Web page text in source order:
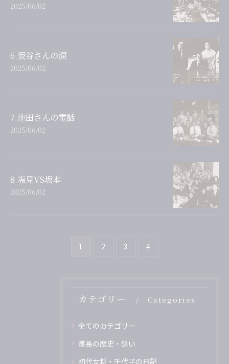
2025/06/02
6.仮谷さんの涙
2025/06/02
7.池田さんの電話
2025/06/02
8.塩見VS坂本
2025/06/02
1 2 3 4
カテゴリー Categories
全てのカテゴリー
濱長の歴史・想い
初代女将・千代子の日記